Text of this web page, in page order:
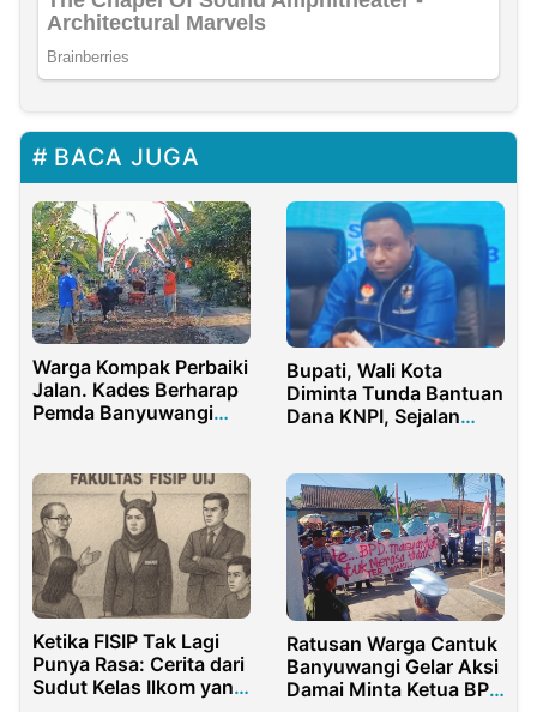
BACA JUGA
Warga Kompak Perbaiki
Jalan. Kades Berharap
Pemda Banyuwangi
Desa Tamansari
Bupati, Wali Kota
Diminta Tunda Bantuan
Dana KNPI, Sejalan
Daya
Ketika FISIP Tak Lagi
Punya Rasa: Cerita dari
Sudut Kelas Ilkom yang
Ratusan Warga Cantuk
Banyuwangi Gelar Aksi
Damai Minta Ketua BPD